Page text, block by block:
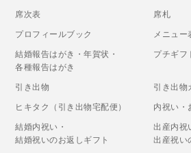
席次表
席札
プロフィールブック
メニュー
結婚報告はがき・年賀状・
各種報告はがき
プチギフ
引き出物
引き出物
ヒキタク（引き出物宅配便）
内祝い・
結婚内祝い・
結婚祝いのお返しギフト
出産内祝
出産祝い